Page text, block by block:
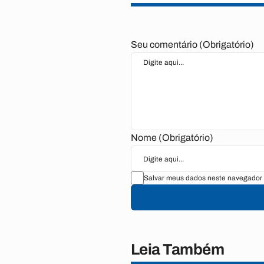
Seu comentário (Obrigatório)
Nome (Obrigatório)
Salvar meus dados neste
Leia Também